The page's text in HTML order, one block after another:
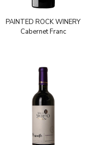
PAINTED ROCK WINERY
Cabernet Franc